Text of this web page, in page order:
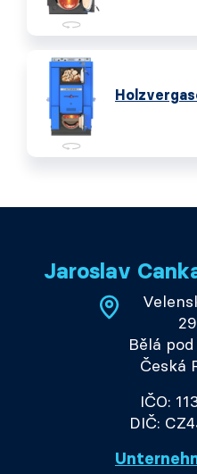
Jaroslav
Bělá
Česká
IČO:
DIČ: